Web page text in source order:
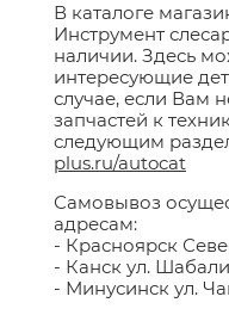
В каталоге
Инструмент
наличии. Здесь
интересующие
случае, если Вам
запчастей к
следующим
plus.ru/autocat
Самовывоз
адресам:
- Красноярск
- Канск ул.
- Минусинск ул.